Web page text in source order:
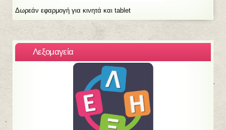
Δωρεάν εφαρμογή για κινητά και tablet
Λεξομαγεία